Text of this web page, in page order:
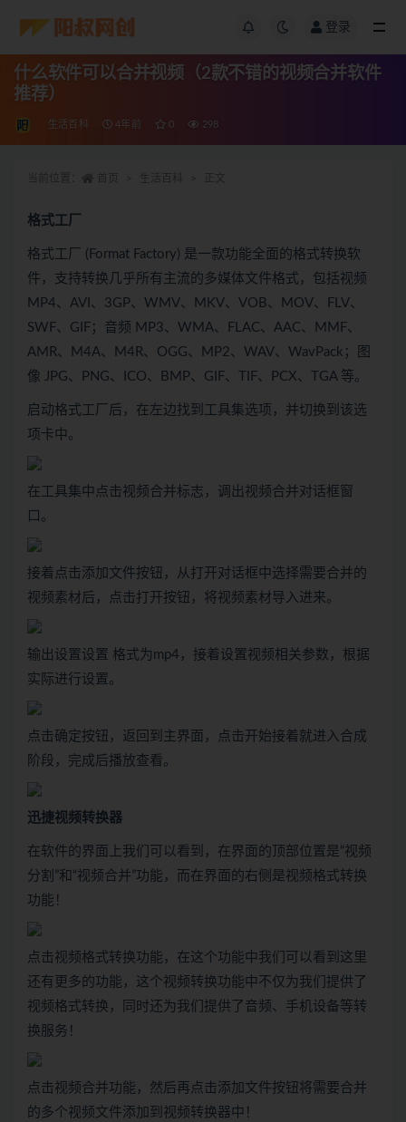
登录
什么软件可以合并视频（2款不错的视频合并软件
推荐）
生活百科 4年前 0 298
格式工厂
格式工厂 (Format Factory) 是一款功能全面的格式转换软
件，支持转换几乎所有主流的多媒体文件格式，包括视频
MP4、AVI、3GP、WMV、MKV、VOB、MOV、FLV、
SWF、GIF；音频 MP3、WMA、FLAC、AAC、MMF、
AMR、M4A、M4R、OGG、MP2、WAV、WavPack；图
像 JPG、PNG、ICO、BMP、GIF、TIF、PCX、TGA 等。
启动格式工厂后，在左边找到工具集选项，并切换到该选
项卡中。
在工具集中点击视频合并标志，调出视频合并对话框窗
口。
接着点击添加文件按钮，从打开对话框中选择需要合并的
视频素材后，点击打开按钮，将视频素材导入进来。
输出设置设置 格式为mp4，接着设置视频相关参数，根据
实际进行设置。
点击确定按钮，返回到主界面，点击开始接着就进入合成
阶段，完成后播放查看。
迅捷视频转换器
在软件的界面上我们可以看到，在界面的顶部位置是“视频
分割”和“视频合并”功能，而在界面的右侧是视频格式转换
功能！
点击视频格式转换功能，在这个功能中我们可以看到这里
还有更多的功能，这个视频转换功能中不仅为我们提供了
视频格式转换，同时还为我们提供了音频、手机设备等转
换服务！
点击视频合并功能，然后再点击添加文件按钮将需要合并
的多个视频文件添加到视频转换器中！